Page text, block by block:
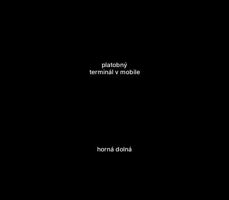
platobný
terminál v mobile
horná dolná